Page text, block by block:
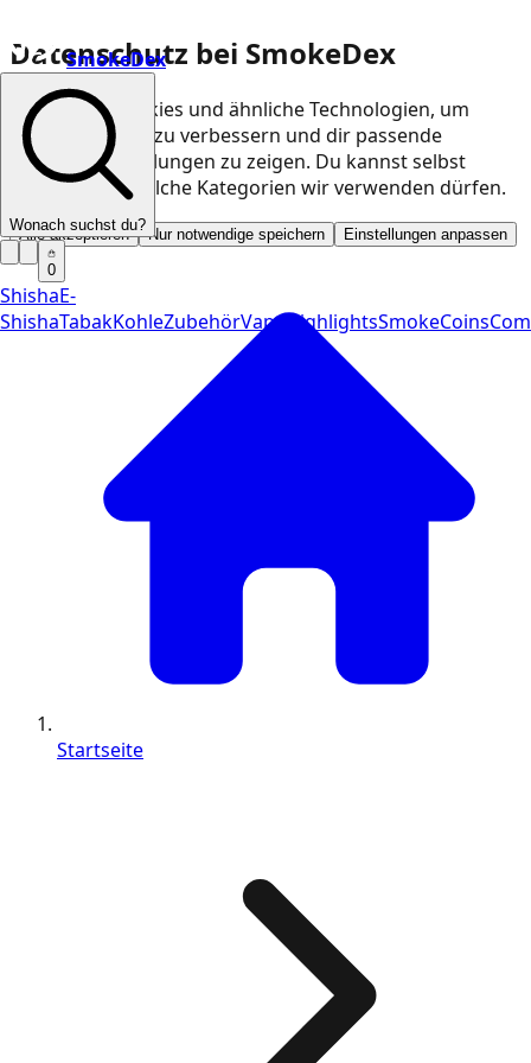
Datenschutz bei SmokeDex
Wir nutzen Cookies und ähnliche Technologien, um
unsere Website zu verbessern und dir passende
Produktempfehlungen zu zeigen. Du kannst selbst
entscheiden, welche Kategorien wir verwenden dürfen.
Alle akzeptieren Nur notwendige speichern Einstellungen anpassen
SmokeDex
Wonach suchst du?
0
ShishaE-
ShishaTabakKohleZubehörVapeHighlightsSmokeCoins
Startseite